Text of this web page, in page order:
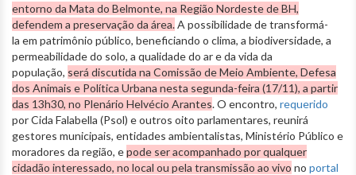
entorno da Mata do Belmonte, na Região Nordeste de BH,
defendem a preservação da área.A possibilidade de transformá-
la em patrimônio público, beneficiando o clima, a biodiversidade, a
permeabilidade do solo, a qualidade do ar e da vida da
população, será discutida na Comissão de Meio Ambiente, Defesa
dos Animais e Política Urbana nesta segunda-feira (17/11), a partir
das 13h30, no Plenário Helvécio Arantes. O encontro, requerido
por Cida Falabella (Psol) e outros oito parlamentares, reunirá
gestores municipais, entidades ambientalistas, Ministério Público e
moradores da região, epode ser acompanhado por qualquer
cidadão interessado, no local ou pela transmissão ao vivo no portal